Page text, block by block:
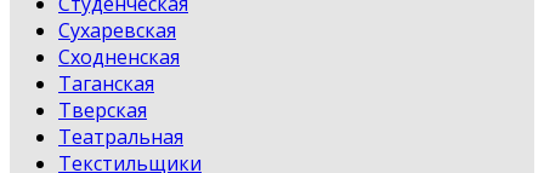
Сухаревская
Сходненская
Таганская
Тверская
Театральная
Текстильщики